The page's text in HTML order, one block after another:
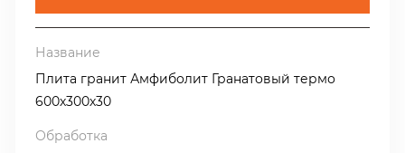
Плита гранит Амфиболит Гранатовый термо
600х300х30